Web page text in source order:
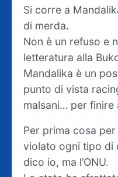
Si corre a
di merda.
Non è un refuso e
letteratura alla
Mandalika è un
punto di vista
malsani… per finire
Per prima cosa
violato ogni tipo di
dico io, ma l’ONU.